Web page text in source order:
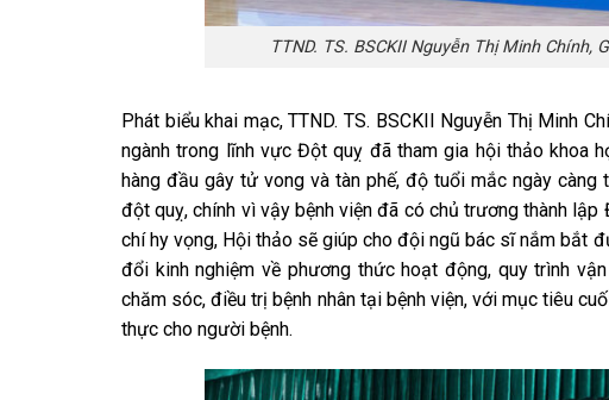
TTND. TS. BSCKII Nguyễn Thị Minh
Phát biểu khai mạc, TTND. TS. BSCKII Nguyễn Thị Minh
ngành trong lĩnh vực Đột quỵ đã tham gia hội thảo khoa
hàng đầu gây tử vong và tàn phế, độ tuổi mắc ngày càng
đột quỵ, chính vì vậy bệnh viện đã có chủ trương thành
chí hy vọng, Hội thảo sẽ giúp cho đội ngũ bác sĩ nắm bắt
đổi kinh nghiệm về phương thức hoạt động, quy trình
chăm sóc, điều trị bệnh nhân tại bệnh viện, với mục tiêu
thực cho người bệnh.